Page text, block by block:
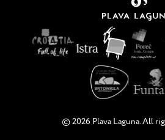
© 2026 Plava Laguna. All